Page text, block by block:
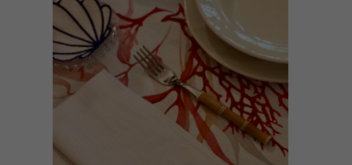
AÑADIR AL CARRITO